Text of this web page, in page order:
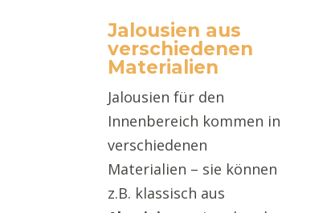
Jalousien aus
verschiedenen
Materialien
Jalousien für den
Innenbereich kommen in
verschiedenen
Materialien – sie können
z.B. klassisch aus